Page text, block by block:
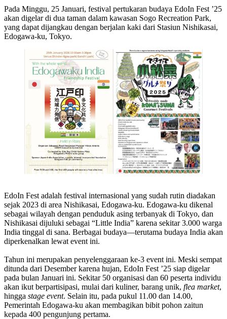
Pada Minggu, 25 Januari, festival pertukaran budaya EdoIn Fest ’25
akan digelar di dua taman dalam kawasan Sogo Recreation Park,
yang dapat dijangkau dengan berjalan kaki dari Stasiun Nishikasai,
Edogawa-ku, Tokyo.
EdoIn Fest adalah festival internasional yang sudah rutin diadakan
sejak 2023 di area Nishikasai, Edogawa-ku. Edogawa-ku dikenal
sebagai wilayah dengan penduduk asing terbanyak di Tokyo, dan
Nishikasai dijuluki sebagai “Little India” karena sekitar 3.000 warga
India tinggal di sana. Berbagai budaya—terutama budaya India akan
diperkenalkan lewat event ini.
Tahun ini merupakan penyelenggaraan ke-3 event ini. Meski sempat
ditunda dari Desember karena hujan, EdoIn Fest ’25 siap digelar
pada bulan Januari ini. Sekitar 50 organisasi dan 60 peserta individu
akan ikut berpartisipasi, mulai dari kuliner, barang unik, flea market,
hingga stage event. Selain itu, pada pukul 11.00 dan 14.00,
Pemerintah Edogawa-ku akan membagikan bibit pohon zaitun
kepada 400 pengunjung pertama.